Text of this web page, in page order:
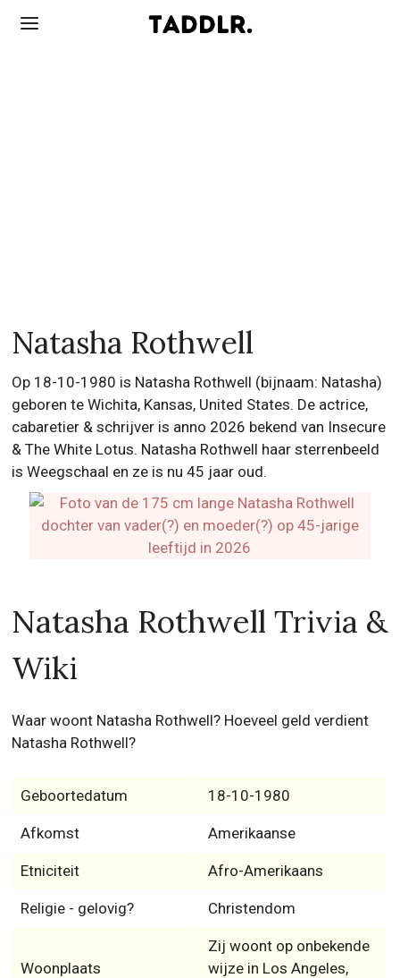
Natasha Rothwell
Op 18-10-1980 is Natasha Rothwell (bijnaam: Natasha)
geboren te Wichita, Kansas, United States. De actrice,
cabaretier & schrijver is anno 2026 bekend van Insecure
& The White Lotus. Natasha Rothwell haar sterrenbeeld
is Weegschaal en ze is nu 45 jaar oud.
Natasha Rothwell Trivia &
Wiki
Waar woont Natasha Rothwell? Hoeveel geld verdient
Natasha Rothwell?
Geboortedatum 18-10-1980
Afkomst Amerikaanse
Etniciteit Afro-Amerikaans
Religie - gelovig? Christendom
Woonplaats
Zij woont op onbekende
wijze in Los Angeles,